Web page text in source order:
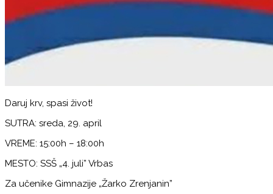
Daruj krv, spasi život!
SUTRA: sreda, 29. april
VREME: 15:00h – 18:00h
MESTO: SSŠ „4. juli” Vrbas
Za učenike Gimnazije „Žarko Zrenjanin”